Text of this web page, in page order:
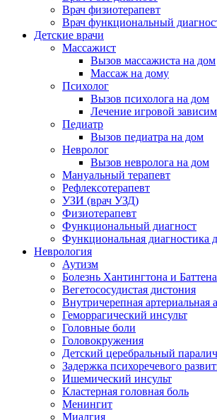
Врач физиотерапевт
Врач функциональный
Детские врачи
Массажист
Вызов массажиста на дом
Массаж на дому
Психолог
Вызов психолога на дом
Лечение игровой
Педиатр
Вызов педиатра на дом
Невролог
Вызов невролога на дом
Мануальный терапевт
Рефлексотерапевт
УЗИ (врач УЗД)
Физиотерапевт
Функциональный диагност
Функциональная диагностика
Неврология
Аутизм
Болезнь Хантингтона и Баттена
Вегетососудистая дистония
Внутричерепная артериальная
Геморрагический инсульт
Головные боли
Головокружения
Детский церебральный
Задержка психоречевого
Ишемический инсульт
Кластерная головная боль
Менингит
Миалгия